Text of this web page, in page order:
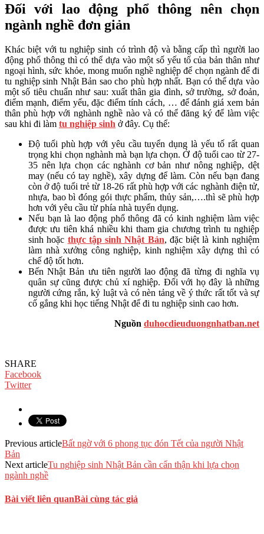
Đối với lao động phổ thông nên chọn
ngành nghề đơn giản
Khác biệt với tu nghiệp sinh có trình độ và bằng cấp thì người lao
động phổ thông thì có thể dựa vào một số yếu tố của bản thân như
ngoại hình, sức khỏe, mong muốn nghề nghiệp để chọn ngành để đi
tu nghiệp sinh Nhật Bản sao cho phù hợp nhất. Bạn có thể dựa vào
một số tiêu chuẩn như sau: xuất thân gia đình, sở trường, sở đoản,
điểm mạnh, điểm yếu, đặc điểm tính cách, … để đánh giá xem bản
thân phù hợp với nghành nghề nào và có thể đăng ký để làm việc
sau khi đi làm tu nghiệp sinh ở đây. Cụ thể:
Độ tuổi phù hợp với yêu cầu tuyển dụng là yếu tố rất quan
trọng khi chọn nghành mà bạn lựa chọn. Ở độ tuổi cao từ 27-
35 nên lựa chọn các nghành cơ bản như nông nghiệp, dệt
may (nếu có tay nghề), xây dựng để làm. Còn nếu bạn đang
còn ở độ tuổi trẻ từ 18-26 rất phù hợp với các nghành điện tử,
nhựa, bao bì đóng gói thực phẩm, thủy sản,….thì sẽ phù hợp
hơn với yêu cầu từ phía nhà tuyển dụng.
Nếu bạn là lao động phổ thông đã có kinh nghiệm làm việc
được ưu tiên khá nhiều khi tham gia chương trình tu nghiệp
sinh hoặc thực tập sinh Nhật Bản, đặc biệt là kinh nghiệm
làm nhà xưởng công nghiệp, kinh nghiệm xây dựng thì có
chế độ tốt hơn.
Bến Nhật Bản ưu tiên người lao động đã từng đi nghĩa vụ
quân sự cũng được chủ xí nghiệp. Đối với họ đây là những
người cứng rắn, kỷ luật và có nèn tảng về ý thức rất tốt và sự
cố gắng khi học tiếng Nhật để đi tu nghiệp sinh cao hơn.
Nguồn duhocdieuduongnhatban.net
SHARE
Facebook
Twitter
Previous articleBất ngờ với 6 phong tục đón Tết của người Nhật
Bản
Next articleTu nghiệp sinh Nhật Bản cần cẩn thận khi lựa chọn
ngành nghề
Bài viết liên quanBài cùng tác giả